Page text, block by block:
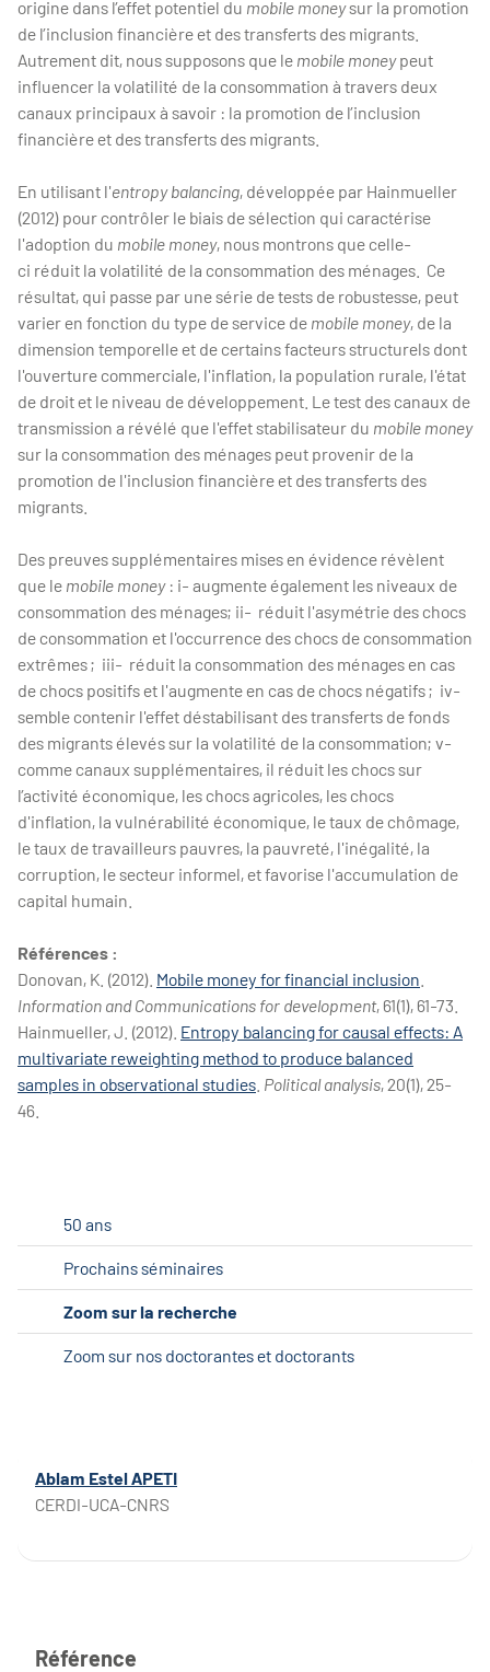
origine dans l’effet potentiel du mobile moneysur la promotion
de l’inclusion financière et des transferts des migrants.
Autrement dit, nous supposons que le mobile moneypeut
influencer la volatilité de la consommation à travers deux
canaux principaux à savoir : la promotion de l’inclusion
financière et des transferts des migrants.
En utilisant l'entropy balancing, développée par Hainmueller
(2012) pour contrôler le biais de sélection qui caractérise
l'adoption du mobile money, nous montrons que celle-
ci réduit la volatilité de la consommation des ménages. Ce
résultat, qui passe par une série de tests de robustesse, peut
varier en fonction du type de service de mobile money, de la
dimension temporelle et de certains facteurs structurels dont
l'ouverture commerciale, l'inflation, la population rurale, l'état
de droit et le niveau de développement. Le test des canaux de
transmission a révélé que l'effet stabilisateur du mobile money
sur la consommation des ménages peut provenir de la
promotion de l'inclusion financière et des transferts des
migrants.
Des preuves supplémentaires mises en évidence révèlent
que le mobile money : i- augmente également les niveaux de
consommation des ménages; ii- réduit l'asymétrie des chocs
de consommation et l'occurrence des chocs de consommation
extrêmes ; iii- réduit la consommation des ménages en cas
de chocs positifs et l'augmente en cas de chocs négatifs ; iv-
semble contenir l'effet déstabilisant des transferts de fonds
des migrants élevés sur la volatilité de la consommation; v-
comme canaux supplémentaires, il réduit les chocs sur
l’activité économique, les chocs agricoles, les chocs
d'inflation, la vulnérabilité économique, le taux de chômage,
le taux de travailleurs pauvres, la pauvreté, l'inégalité, la
corruption, le secteur informel, et favorise l'accumulation de
capital humain.
Références :
Donovan, K. (2012). Mobile money for financial inclusion
Information and Communications for development, 61(1), 61-73.
Hainmueller, J. (2012). Entropy balancing for causal effects: A
multivariate reweighting method to produce balanced
samples in observational studies Political analysis, 20(1), 25-
46.
50 ans
Prochains séminaires
Zoom sur la recherche
Zoom sur nos doctorantes et doctorants
Ablam Estel APETI
CERDI-UCA-CNRS
Référence